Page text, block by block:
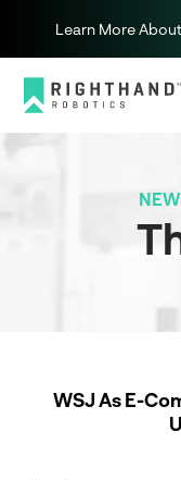
Learn More
WSJ As E-